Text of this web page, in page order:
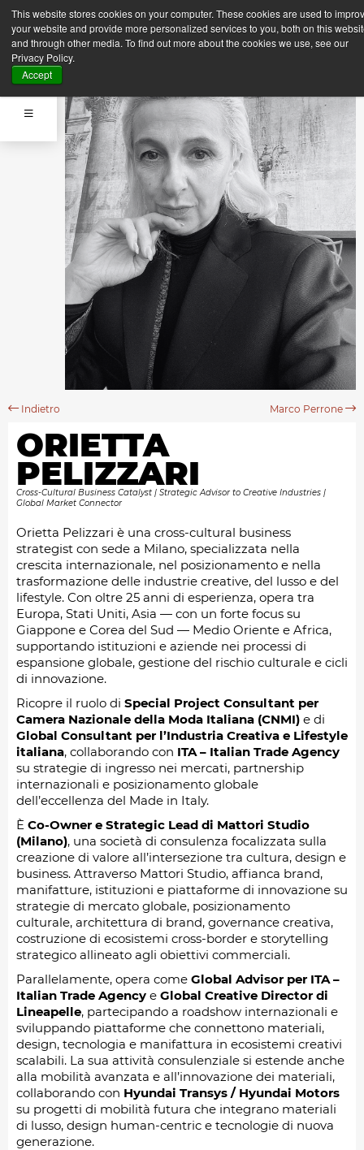
This website stores cookies on your computer. These cookies are used to
your website and provide more personalized services to you, both on this
and through other media. To find out more about the cookies we use, see our
Privacy Policy.
Accept
Indietro Marco Perrone
ORIETTA
PELIZZARI
Cross-Cultural Business Catalyst | Strategic Advisor to Creative Industries |
Global Market Connector
Orietta Pelizzari è una cross-cultural business
strategist con sede a Milano, specializzata nella
crescita internazionale, nel posizionamento e nella
trasformazione delle industrie creative, del lusso e del
lifestyle. Con oltre 25 anni di esperienza, opera tra
Europa, Stati Uniti, Asia — con un forte focus su
Giappone e Corea del Sud — Medio Oriente e Africa,
supportando istituzioni e aziende nei processi di
espansione globale, gestione del rischio culturale e cicli
di innovazione.
Ricopre il ruolo di Special Project Consultant per
Camera Nazionale della Moda Italiana (CNMI) e di
Global Consultant per l’Industria Creativa e Lifestyle
italiana, collaborando con ITA – Italian Trade Agency
su strategie di ingresso nei mercati, partnership
internazionali e posizionamento globale
dell’eccellenza del Made in Italy.
È Co-Owner e Strategic Lead di Mattori Studio
(Milano), una società di consulenza focalizzata sulla
creazione di valore all’intersezione tra cultura, design e
business. Attraverso Mattori Studio, affianca brand,
manifatture, istituzioni e piattaforme di innovazione su
strategie di mercato globale, posizionamento
culturale, architettura di brand, governance creativa,
costruzione di ecosistemi cross-border e storytelling
strategico allineato agli obiettivi commerciali.
Parallelamente, opera come Global Advisor per ITA –
Italian Trade Agency e Global Creative Director di
Lineapelle, partecipando a roadshow internazionali e
sviluppando piattaforme che connettono materiali,
design, tecnologia e manifattura in ecosistemi creativi
scalabili. La sua attività consulenziale si estende anche
alla mobilità avanzata e all’innovazione dei materiali,
collaborando con Hyundai Transys / Hyundai Motors
su progetti di mobilità futura che integrano materiali
di lusso, design human-centric e tecnologie di nuova
generazione.